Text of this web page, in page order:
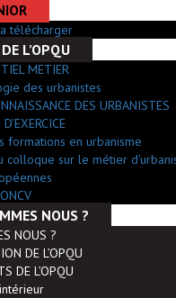
télécharger
L’OPQU
METIER
des urbanistes
DES URBANISTES
formations en urbanisme
colloque sur le métier
NOUS ?
NOUS ?
DE L’OPQU
DE L’OPQU